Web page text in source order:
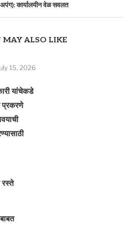
कार्यालयीन वेळ सवलत
MAY ALSO LIKE
15, 2026
यांचेकडे
प्रकरणे
रस्‍ते